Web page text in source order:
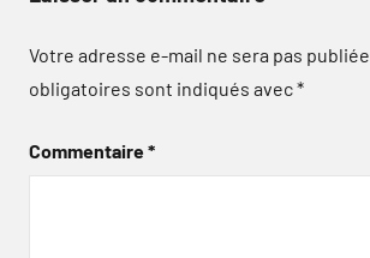
Votre adresse e-mail ne sera pas publiée.
obligatoires sont indiqués avec*
Commentaire*